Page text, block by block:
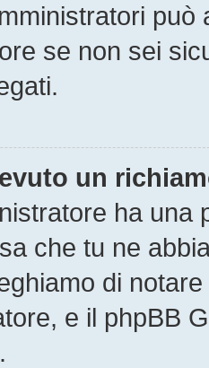
può
se non sei
un
ha una
che tu ne
di
e il phpBB